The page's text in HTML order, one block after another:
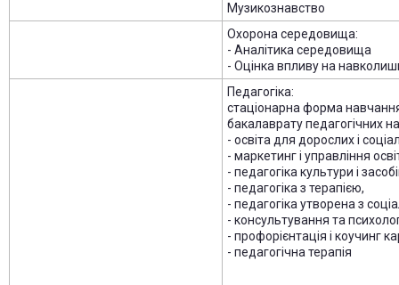
Музикознавство
Охорона середовища:
- Аналітика середовища
- Оцінка впливу на
Педагогіка:
стаціонарна форма
бакалаврату педагогічних
- освіта для дорослих і
- маркетинг і управління
- педагогіка культури і
- педагогіка з терапією,
- педагогіка утворена з
- консультування та
- профорієнтація і коучинг
- педагогічна терапія